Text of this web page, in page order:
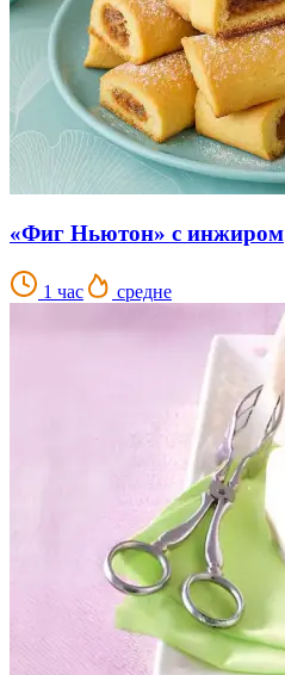
«Фиг Ньютон» с инжиром
1 час средне